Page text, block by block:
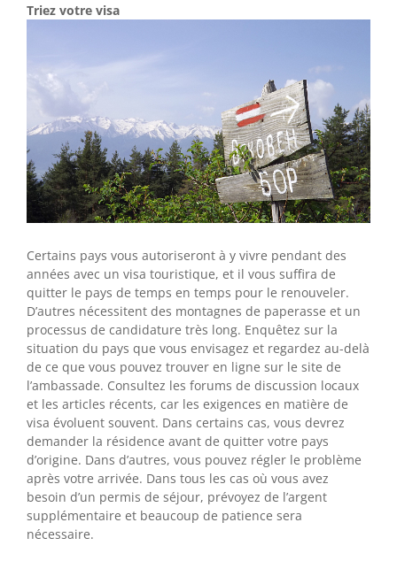
Triez votre visa
Certains pays vous autoriseront à y vivre pendant des
années avec un visa touristique, et il vous suffira de
quitter le pays de temps en temps pour le renouveler.
D’autres nécessitent des montagnes de paperasse et un
processus de candidature très long. Enquêtez sur la
situation du pays que vous envisagez et regardez au-delà
de ce que vous pouvez trouver en ligne sur le site de
l’ambassade. Consultez les forums de discussion locaux
et les articles récents, car les exigences en matière de
visa évoluent souvent. Dans certains cas, vous devrez
demander la résidence avant de quitter votre pays
d’origine. Dans d’autres, vous pouvez régler le problème
après votre arrivée. Dans tous les cas où vous avez
besoin d’un permis de séjour, prévoyez de l’argent
supplémentaire et beaucoup de patience sera
nécessaire.